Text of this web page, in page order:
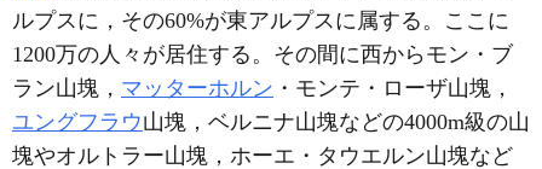
ルプスに，その60%が東アルプスに属する。ここに
1200万の人々が居住する。その間に西からモン・ブ
ラン山塊， マッターホルン ・モンテ・ローザ山塊，
ユングフラウ山塊，ベルニナ山塊などの4000m級の山
塊やオルトラー山塊，ホーエ・タウエルン山塊など